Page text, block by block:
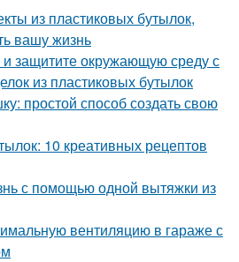
из пластиковых бутылок,
вашу жизнь
и защитите окружающую среду с
из пластиковых бутылок
простой способ создать свою
10 креативных рецептов
с помощью одной вытяжки из
вентиляцию в гараже с